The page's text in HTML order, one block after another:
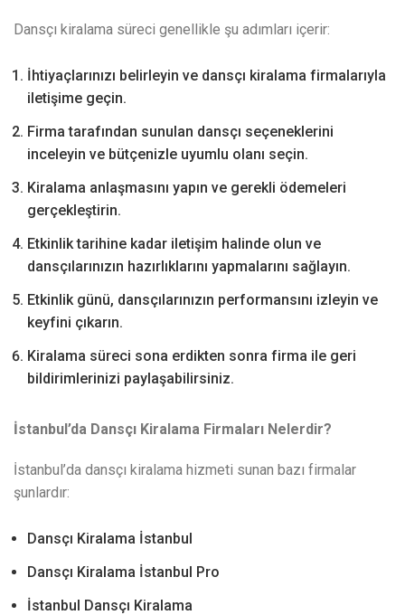
Dansçı kiralama süreci genellikle şu adımları içerir:
İhtiyaçlarınızı belirleyin ve dansçı kiralama firmalarıyla
iletişime geçin.
Firma tarafından sunulan dansçı seçeneklerini
inceleyin ve bütçenizle uyumlu olanı seçin.
Kiralama anlaşmasını yapın ve gerekli ödemeleri
gerçekleştirin.
Etkinlik tarihine kadar iletişim halinde olun ve
dansçılarınızın hazırlıklarını yapmalarını sağlayın.
Etkinlik günü, dansçılarınızın performansını izleyin ve
keyfini çıkarın.
Kiralama süreci sona erdikten sonra firma ile geri
bildirimlerinizi paylaşabilirsiniz.
İstanbul’da Dansçı Kiralama Firmaları Nelerdir?
İstanbul’da dansçı kiralama hizmeti sunan bazı firmalar
şunlardır:
Dansçı Kiralama İstanbul
Dansçı Kiralama İstanbul Pro
İstanbul Dansçı Kiralama